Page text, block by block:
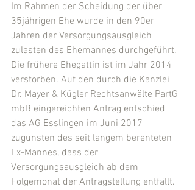
Im Rahmen der Scheidung der über
35jährigen Ehe wurde in den 90er
Jahren der Versorgungsausgleich
zulasten des Ehemannes durchgeführt.
Die frühere Ehegattin ist im Jahr 2014
verstorben. Auf den durch die Kanzlei
Dr. Mayer & Kügler Rechtsanwälte PartG
mbB eingereichten Antrag entschied
das AG Esslingen im Juni 2017
zugunsten des seit langem berenteten
Ex-Mannes, dass der
Versorgungsausgleich ab dem
Folgemonat der Antragstellung entfällt.